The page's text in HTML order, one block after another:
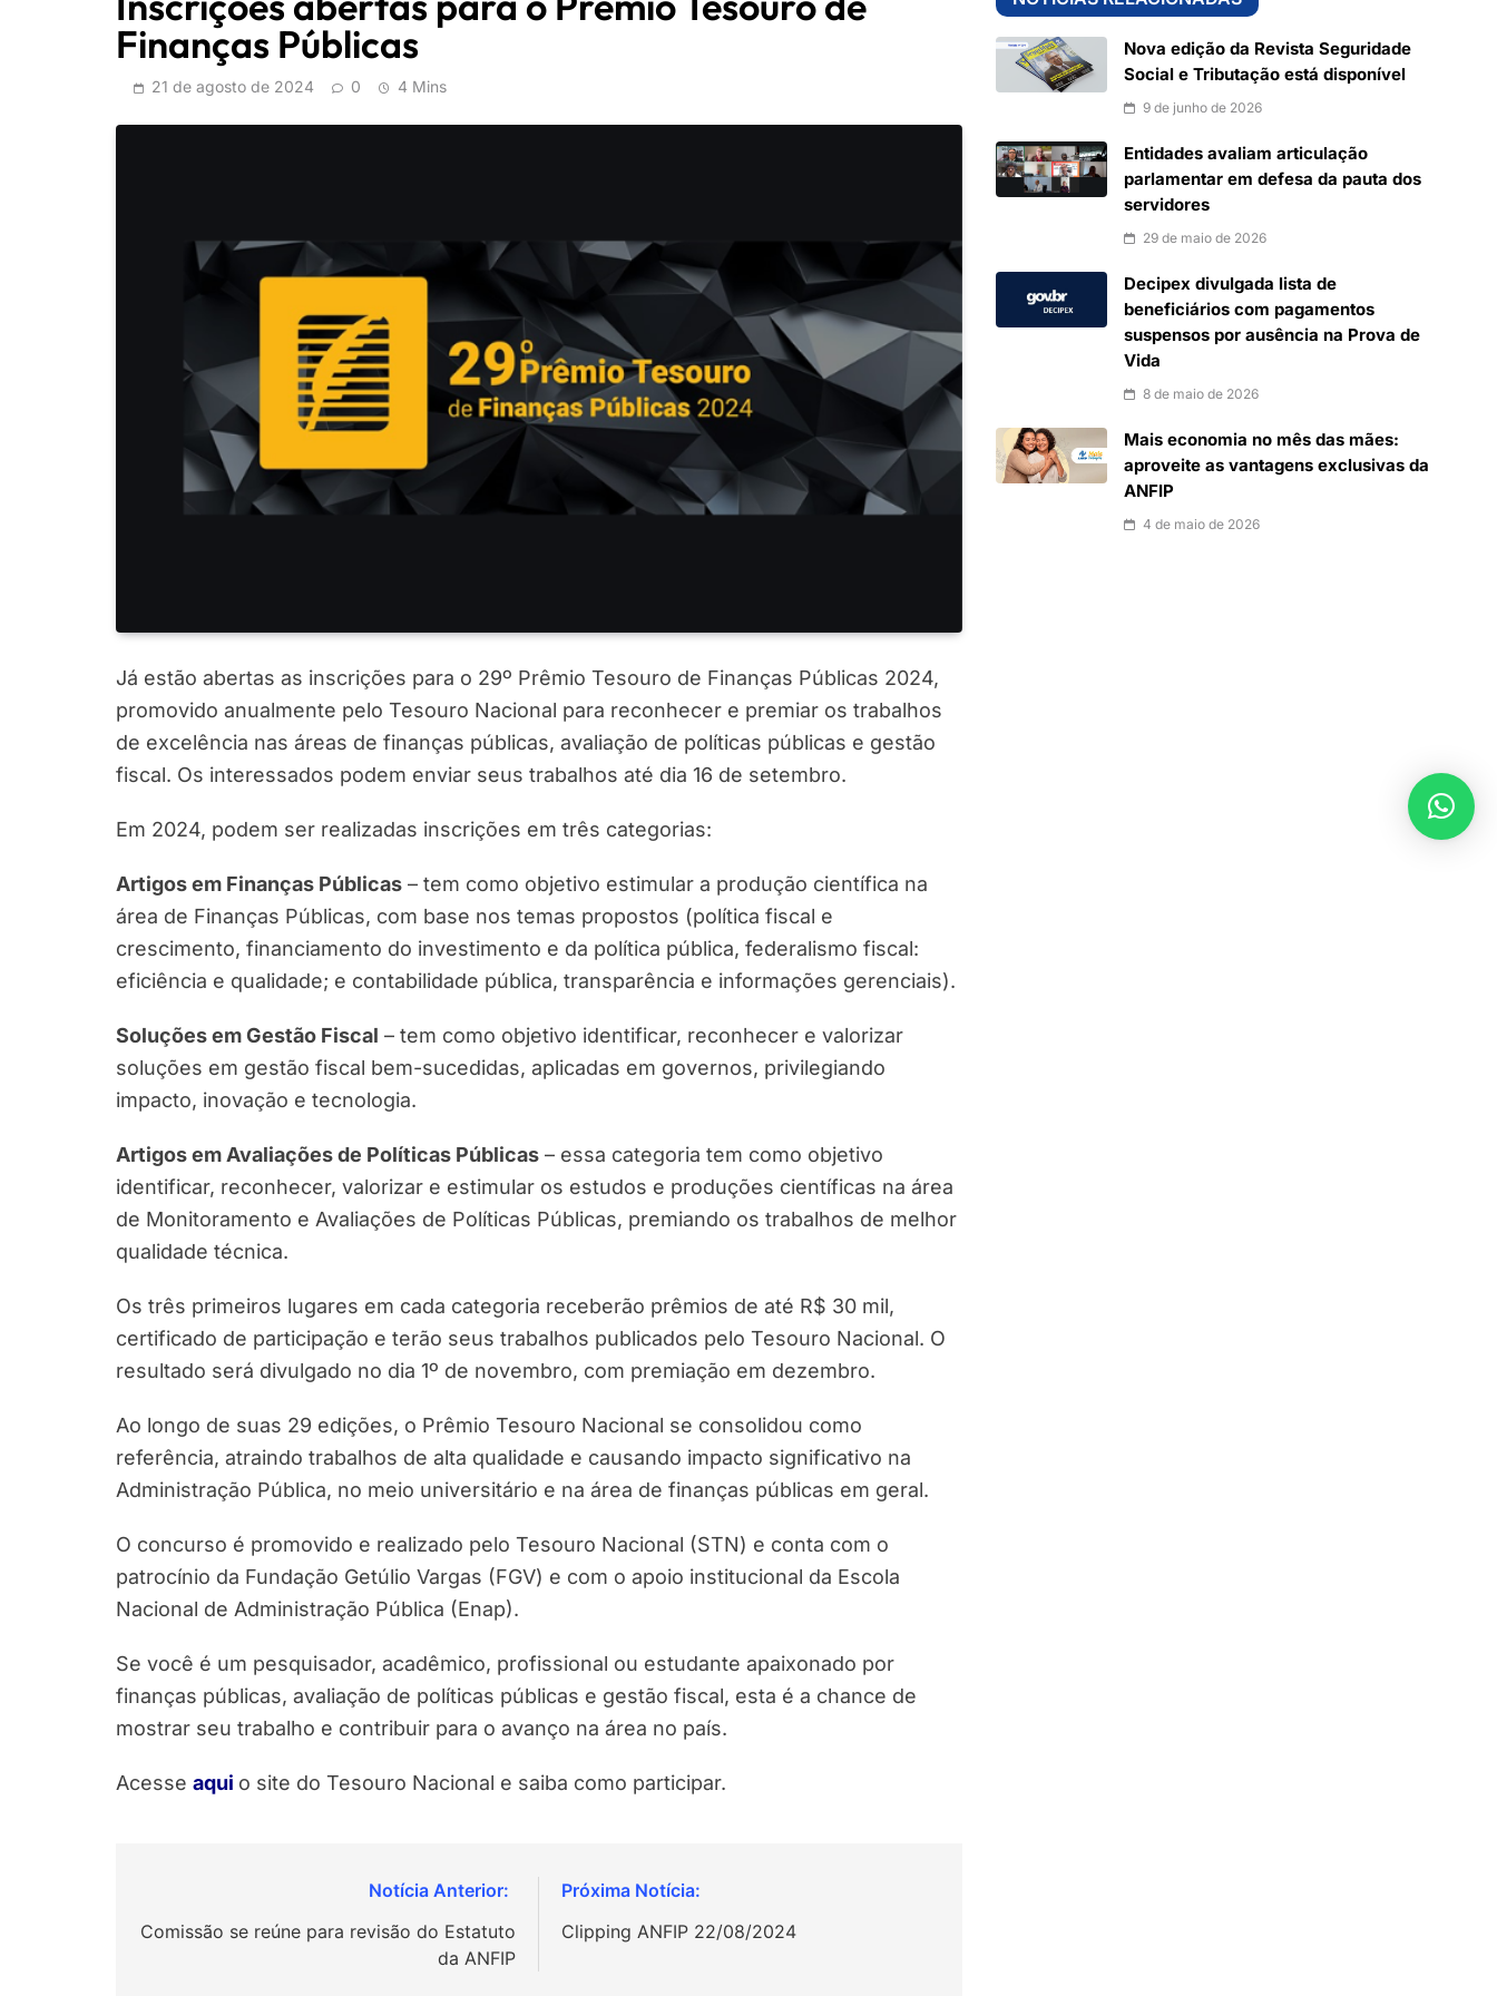
Finanças Públicas
21 de agosto de 2024 0 4 Mins
Já estão abertas as inscrições para o 29º Prêmio Tesouro de Finanças Públicas 2024,
promovido anualmente pelo Tesouro Nacional para reconhecer e premiar os trabalhos
de excelência nas áreas de finanças públicas, avaliação de políticas públicas e gestão
fiscal. Os interessados podem enviar seus trabalhos até dia 16 de setembro.
Em 2024, podem ser realizadas inscrições em três categorias:
Artigos em Finanças Públicas – tem como objetivo estimular a produção científica na
área de Finanças Públicas, com base nos temas propostos (política fiscal e
crescimento, financiamento do investimento e da política pública, federalismo fiscal:
eficiência e qualidade; e contabilidade pública, transparência e informações gerenciais).
Soluções em Gestão Fiscal – tem como objetivo identificar, reconhecer e valorizar
soluções em gestão fiscal bem-sucedidas, aplicadas em governos, privilegiando
impacto, inovação e tecnologia.
Artigos em Avaliações de Políticas Públicas – essa categoria tem como objetivo
identificar, reconhecer, valorizar e estimular os estudos e produções científicas na área
de Monitoramento e Avaliações de Políticas Públicas, premiando os trabalhos de melhor
qualidade técnica.
Os três primeiros lugares em cada categoria receberão prêmios de até R$ 30 mil,
certificado de participação e terão seus trabalhos publicados pelo Tesouro Nacional. O
resultado será divulgado no dia 1º de novembro, com premiação em dezembro.
Ao longo de suas 29 edições, o Prêmio Tesouro Nacional se consolidou como
referência, atraindo trabalhos de alta qualidade e causando impacto significativo na
Administração Pública, no meio universitário e na área de finanças públicas em geral.
O concurso é promovido e realizado pelo Tesouro Nacional (STN) e conta com o
patrocínio da Fundação Getúlio Vargas (FGV) e com o apoio institucional da Escola
Nacional de Administração Pública (Enap).
Se você é um pesquisador, acadêmico, profissional ou estudante apaixonado por
finanças públicas, avaliação de políticas públicas e gestão fiscal, esta é a chance de
mostrar seu trabalho e contribuir para o avanço na área no país.
Acesse aqui o site do Tesouro Nacional e saiba como participar.
de
Comissão se reúne para revisão do Estatuto
da ANFIP
Clipping ANFIP 22/08/2024
Nova edição da Revista Seguridade
Social e Tributação está disponível
9 de junho de 2026
Entidades avaliam articulação
parlamentar em defesa da pauta dos
servidores
29 de maio de 2026
Decipex divulgada lista de
beneficiários com pagamentos
suspensos por ausência na Prova de
Vida
8 de maio de 2026
Mais economia no mês das mães:
aproveite as vantagens exclusivas da
ANFIP
4 de maio de 2026